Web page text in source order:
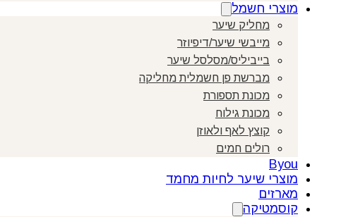
מוצרי חשמל
מחליק שיער
מייבשי שיער/דיפיוזר
בייביליס/מסלסל שיער
מברשת פן חשמלית מחליקה
מכונת תספורת
מכונת גילוח
קוצץ לאף ולאוזן
רולים חמים
Byou
מוצרי שיער לחיות מחמד
מארזים
קוסמטיקה